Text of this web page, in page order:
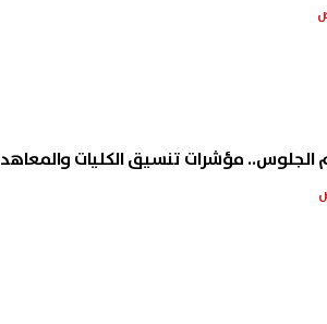
الجلوس.. مؤشرات تنسيق الكليات والمعاهد